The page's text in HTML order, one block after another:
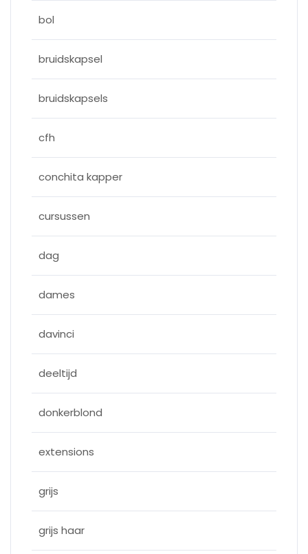
bol
bruidskapsel
bruidskapsels
cfh
conchita kapper
cursussen
dag
dames
davinci
deeltijd
donkerblond
extensions
grijs
grijs haar